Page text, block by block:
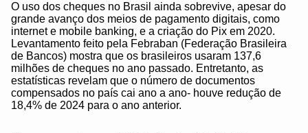
O uso dos cheques no Brasil ainda sobrevive, apesar do
grande avanço dos meios de pagamento digitais, como
internet e mobile banking, e a criação do Pix em 2020.
Levantamento feito pela Febraban (Federação Brasileira
de Bancos) mostra que os brasileiros usaram 137,6
milhões de cheques no ano passado. Entretanto, as
estatísticas revelam que o número de documentos
compensados no país cai ano a ano- houve redução de
18,4% de 2024 para o ano anterior.